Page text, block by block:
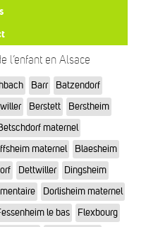
l’enfant en Alsace
Barr
Batzendorf
Berstett
Berstheim
maternel
maternel
Blaesheim
Dettwiller
Dingsheim
Dorlisheim maternel
le bas
Flexbourg